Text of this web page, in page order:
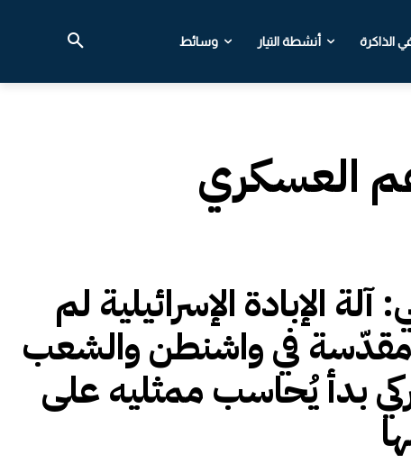
الذاكرة أنشطة التيار وسائط
العسكري
آلة الإبادة الإسرائيلية لم
في واشنطن والشعب
بدأ يُحاسب ممثليه على